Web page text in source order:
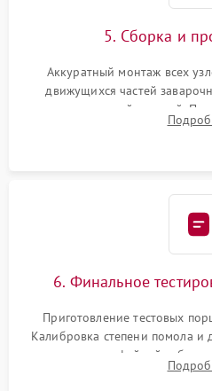
5. Сборка и
Аккуратный монтаж всех
движущихся частей
силиконовой смазкой.
декальцинации и очистки
6. Финальное
Приготовление тестовых
Калибровка степени помола и
плотности кофейной
качества молочной пены.